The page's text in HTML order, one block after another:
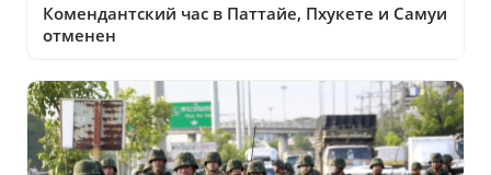
Комендантский час в Паттайе, Пхукете и Самуи
отменен